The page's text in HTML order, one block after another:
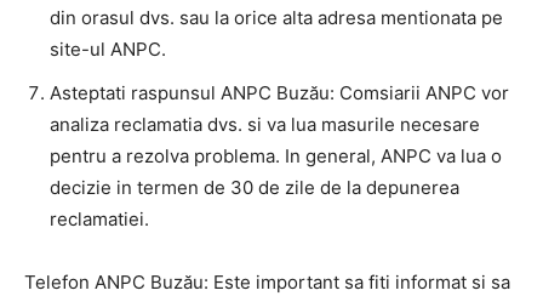
din orasul dvs. sau la orice alta adresa mentionata pe
site-ul ANPC.
Asteptati raspunsul ANPC Buzău: Comsiarii ANPC vor
analiza reclamatia dvs. si va lua masurile necesare
pentru a rezolva problema. In general, ANPC va lua o
decizie in termen de 30 de zile de la depunerea
reclamatiei.
Telefon ANPC Buzău: Este important sa fiti informat si sa